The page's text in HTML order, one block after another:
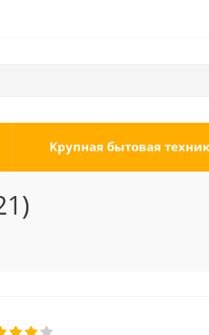
Крупная бытовая